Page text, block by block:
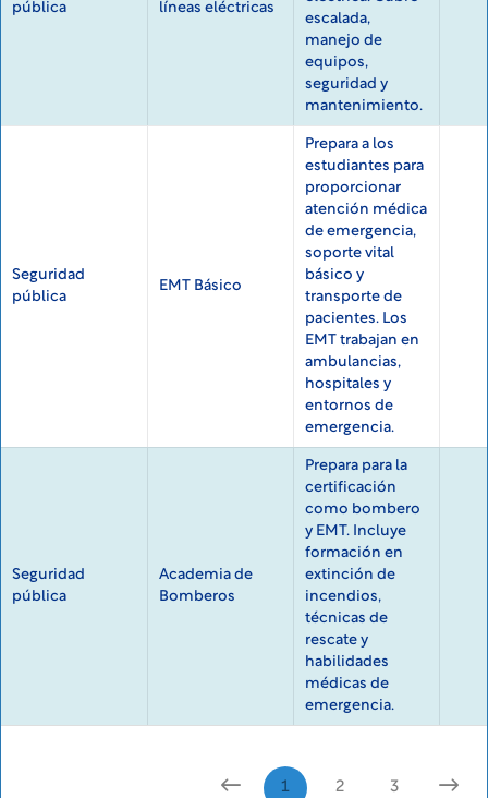
pública
líneas eléctricas
escalada,
manejo de
equipos,
seguridad y
mantenimiento.
Seguridad
pública
EMT Básico
Prepara a los
estudiantes para
proporcionar
atención médica
de emergencia,
soporte vital
básico y
transporte de
pacientes. Los
EMT trabajan en
ambulancias,
hospitales y
entornos de
emergencia.
Seguridad
pública
Academia de
Bomberos
Prepara para la
certificación
como bombero
y EMT. Incluye
formación en
extinción de
incendios,
técnicas de
rescate y
habilidades
médicas de
emergencia.
1 2 3